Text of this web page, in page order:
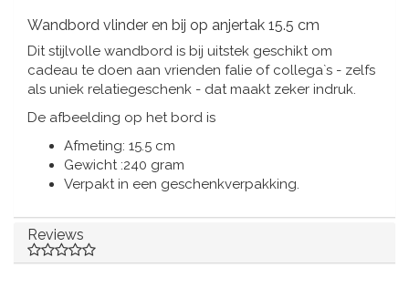
Wens & Ansichtkaarten
Koninghuis artikelen
Pins - Speldjes
Wandborden - Gekleurd en Delfts blauw
Peper en Zout stelletjes
Delfts blauwe magneten
Delfts blauwe Fashionitems
Wandbord vlinder en bij op anjertak 15.5 cm
Dit stijlvolle wandbord is bij uitstek geschikt om
cadeau te doen aan vrienden falie of collega`s - zelfs
als uniek relatiegeschenk - dat maakt zeker indruk.
De afbeelding op het bord is
Afmeting: 15.5 cm
Gewicht :240 gram
Verpakt in een geschenkverpakking.
Reviews